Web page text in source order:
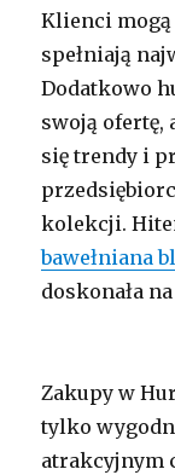
Klienci
spełniają
Dodatkowo
swoją ofertę,
się trendy i
kolekcji.
bawełniana
doskonała
Zakupy w
tylko
atrakcyjnym